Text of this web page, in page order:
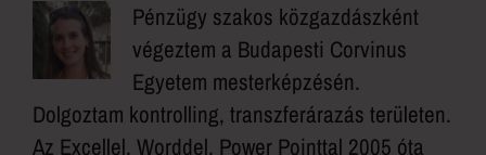
Pénzügy szakos közgazdászként
végeztem a Budapesti Corvinus
Egyetem mesterképzésén.
Dolgoztam kontrolling, transzferárazás területen.
Az Excellel, Worddel, Power Pointtal 2005 óta